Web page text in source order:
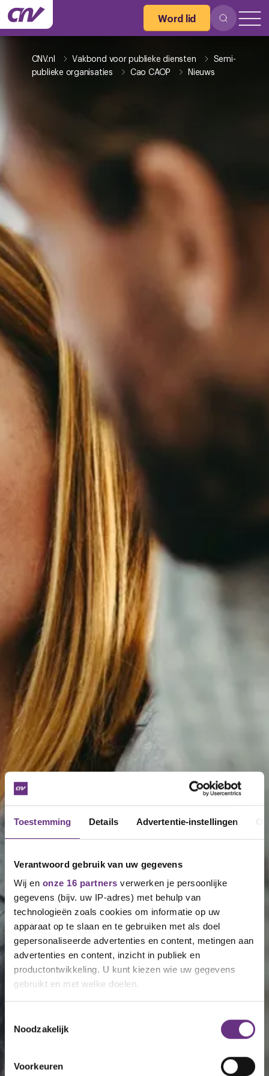
Toestemming Details Advertentie-instellingen
Verantwoord gebruik van uw gegevens
Wij en onze 16 partners verwerken je persoonlijke
gegevens (bijv. uw IP-adres) met behulp van
technologieën zoals cookies om informatie op uw
apparaat op te slaan en te gebruiken met als doel
gepersonaliseerde advertenties en content, metingen aan
advertenties en content, inzicht in publiek en
productontwikkeling. U kunt kiezen wie uw gegevens
gebruikt en met welke doelen.
Informatie verzamelen over uw geografische
Uw apparaat identificeren door het actief te
scannen op specifieke eigenschappen (fingerprinting)
Noodzakelijk
Voorkeuren
Word lid
CNV.nl Vakbond voor publieke diensten
Semi-
publieke organisaties
Cao CAOP Nieuws